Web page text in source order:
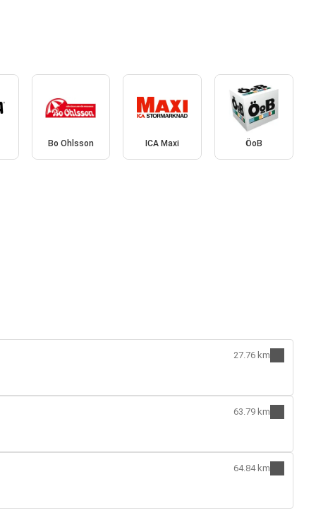
Bo Ohlsson ICA Maxi ÖoB
27.76 km
63.79 km
64.84 km